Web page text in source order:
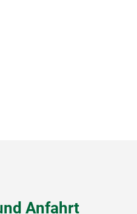
Anfahrt